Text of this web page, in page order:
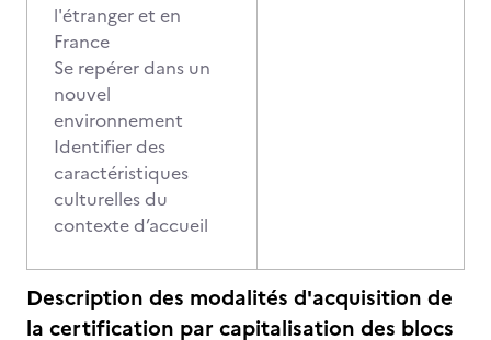
l'étranger et en
France
Se repérer dans un
nouvel
environnement
Identifier des
caractéristiques
culturelles du
contexte d’accueil
Description des modalités d'acquisition de
la certification par capitalisation des blocs